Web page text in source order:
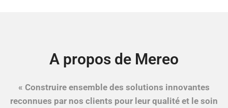
A propos de Mereo
« Construire ensemble des solutions innovantes
reconnues par nos clients pour leur qualité et le soin